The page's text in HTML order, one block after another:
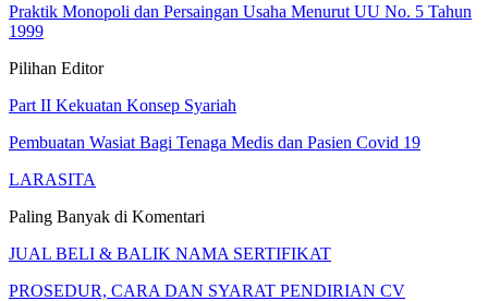
Praktik Monopoli dan Persaingan Usaha Menurut UU No. 5 Tahun
1999
Pilihan Editor
Part II Kekuatan Konsep Syariah
Pembuatan Wasiat Bagi Tenaga Medis dan Pasien Covid 19
LARASITA
Paling Banyak di Komentari
JUAL BELI & BALIK NAMA SERTIFIKAT
PROSEDUR, CARA DAN SYARAT PENDIRIAN CV